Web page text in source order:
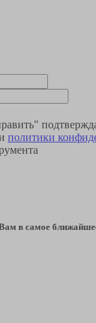
политики
в самое